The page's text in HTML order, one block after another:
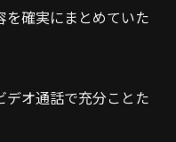
確実にまとめていた
デオ通話で充分ことた